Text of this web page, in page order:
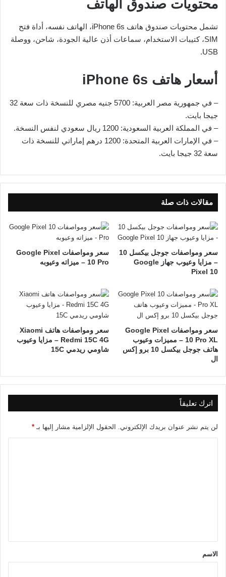
محتويات صندوق الهاتف
تشمل محتويات صندوق هاتف iPhone 6s، الهاتف نفسه، أداة فتح
SIM، كتيبات الاستخدام، سماعات أذن عالية الجودة، شاحن، ووصلة
USB.
أسعار هاتف iPhone 6s
– في جمهورية مصر العربية: 5700 جنيه مصري للنسخة ذات سعة 32
جيجا بايت.
– في المملكة العربية السعودية: 1200 ريال سعودي لنفس النسخة.
– في الإمارات العربية المتحدة: 1200 درهم إماراتي للنسخة ذات
سعة 32 جيجا بايت.
مقالات ذات صلة
سعر ومواصفات جوجل بيكسل 10
– مزايا وعيوب جهاز Google
Pixel 10
سعر ومواصفات Google Pixel
10 Pro – ميزاته وعيوبه
سعر ومواصفات Google Pixel
10 Pro XL – مميزات وعيوب
هاتف جوجل بيكسل 10 برو إكس
ال
سعر ومواصفات هاتف Xiaomi
Redmi 15C 4G – مزايا وعيوب
شاومي ريدمي 15C
اترك تعليقاً
لن يتم نشر عنوان بريدك الإلكتروني. الحقول الإلزامية مشار إليها بـ *
*الاسم